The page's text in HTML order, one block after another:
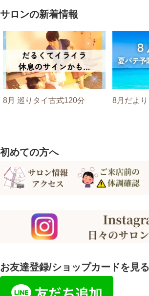
サロンの新着情報
8月 巡りタイ古式120分 8月だより
初めての方へ
お友達登録/ショップカードを見る